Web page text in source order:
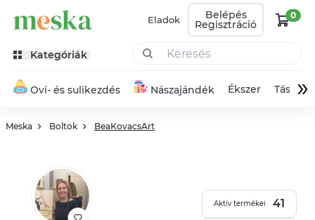
Eladok Belépés
Regisztráció
0
Kategóriák
Ovi- és sulikezdés Nászajándék Ékszer Táska»
Meska Boltok BeaKovacsArt
Aktív termékei 41